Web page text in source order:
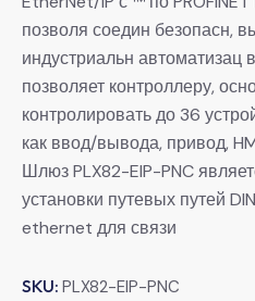
позволя соедин безопасн,
индустриальн автоматизац
позволяет контроллеру,
контролировать до 36
как ввод/вывода, привод,
Шлюз PLX82-EIP-PNC
установки путевых путей
ethernet для связи
SKU: PLX82-EIP-PNC